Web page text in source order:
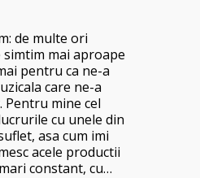
de multe ori
mai aproape
pentru ca ne-a
care ne-a
mine cel
cu unele din
asa cum imi
acele productii
constant, cu…